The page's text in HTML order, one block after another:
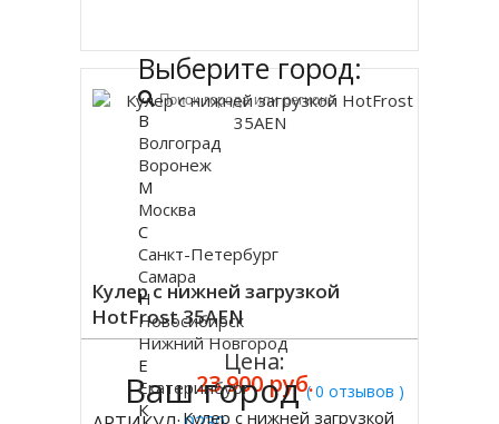
Кулер с нижней загрузкой
HotFrost 35AEN
( 0 отзывов )
Цена:
23 900 руб.
Кулер с нижней загрузкой
Ваш город
Выберите город:
В
Волгоград
Воронеж
М
Москва
С
Санкт-Петербург
Самара
Н
Новосибирск
Нижний Новгород
Е
Екатеринбург
К